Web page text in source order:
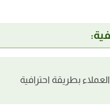
بطريقة احترافية